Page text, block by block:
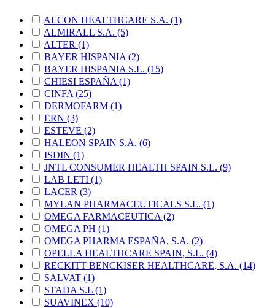
ALCON HEALTHCARE S.A. (1)
ALMIRALL S.A. (5)
ALTER (1)
BAYER HISPANIA (2)
BAYER HISPANIA S.L. (15)
CHIESI ESPAÑA (1)
CINFA (25)
DERMOFARM (1)
ERN (3)
ESTEVE (2)
HALEON SPAIN S.A. (6)
ISDIN (1)
JNTL CONSUMER HEALTH SPAIN S.L. (9)
LAB LETI (1)
LACER (3)
MYLAN PHARMACEUTICALS S.L. (1)
OMEGA FARMACEUTICA (2)
OMEGA PH (1)
OMEGA PHARMA ESPAÑA, S.A. (2)
OPELLA HEALTHCARE SPAIN, S.L. (4)
RECKITT BENCKISER HEALTHCARE, S.A. (14)
SALVAT (1)
STADA S.L (1)
SUAVINEX (10)